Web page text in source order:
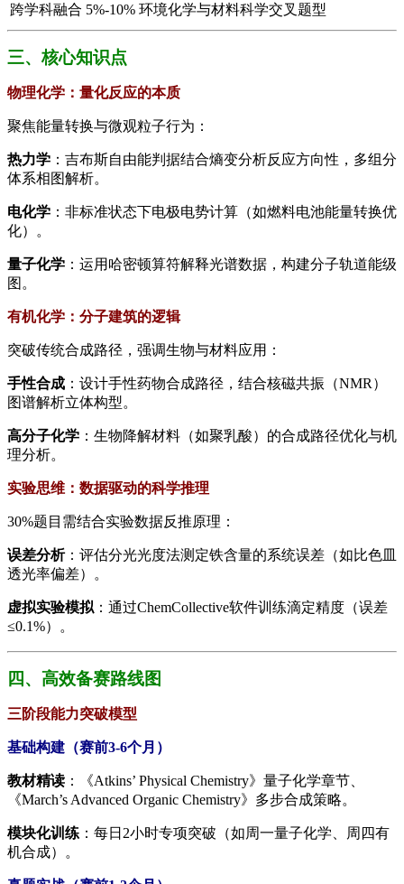
跨学科融合 5%-10% 环境化学与材料科学交叉题型
三、核心知识点
​物理化学：量化反应的本质​
聚焦能量转换与微观粒子行为：
​热力学​ ​：吉布斯自由能判据结合熵变分析反应方向性，多组分
体系相图解析。
​电化学​ ​：非标准状态下电极电势计算（如燃料电池能量转换优
化）。
​量子化学​ ​：运用哈密顿算符解释光谱数据，构建分子轨道能级
图。
​有机化学：分子建筑的逻辑​
突破传统合成路径，强调生物与材料应用：
​手性合成​ ​：设计手性药物合成路径，结合核磁共振（NMR）
图谱解析立体构型。
​高分子化学​ ​：生物降解材料（如聚乳酸）的合成路径优化与机
理分析。
​实验思维：数据驱动的科学推理​
30%题目需结合实验数据反推原理：
​误差分析​​：评估分光光度法测定铁含量的系统误差（如比色皿
透光率偏差）。
​虚拟实验模拟​ ​：通过ChemCollective软件训练滴定精度（误差
≤0.1%）。
四、高效备赛路线图
三阶段能力突破模型​
​基础构建（赛前3-6个月）​
​教材精读​ ​：《Atkins’ Physical Chemistry》量子化学章节、
《March’s Advanced Organic Chemistry》多步合成策略。
​模块化训练​ ​：每日2小时专项突破（如周一量子化学、周四有
机合成）。